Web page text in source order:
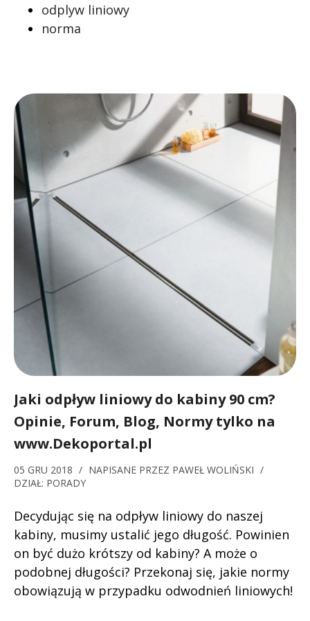
odplyw liniowy
norma
Jaki odpływ liniowy do kabiny 90 cm?
Opinie, Forum, Blog, Normy tylko na
www.Dekoportal.pl
05 GRU 2018 / NAPISANE PRZEZ PAWEŁ WOLIŃSKI /
DZIAŁ: PORADY
Decydując się na odpływ liniowy do naszej
kabiny, musimy ustalić jego długość. Powinien
on być dużo krótszy od kabiny? A może o
podobnej długości? Przekonaj się, jakie normy
obowiązują w przypadku odwodnień liniowych!